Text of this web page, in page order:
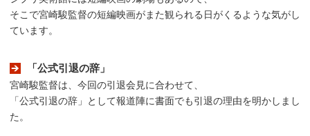
そこで宮崎駿監督の短編映画がまた観られる日がくるような気がし
ています。
「公式引退の辞」
宮崎駿監督は、今回の引退会見に合わせて、
「公式引退の辞」として報道陣に書面でも引退の理由を明かしまし
た。